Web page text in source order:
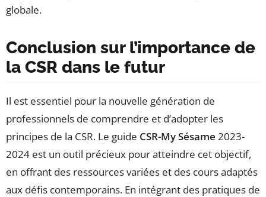
globale.
Conclusion sur l’importance de
la CSR dans le futur
Il est essentiel pour la nouvelle génération de
professionnels de comprendre et d’adopter les
principes de la CSR. Le guide CSR-My Sésame 2023-
2024 est un outil précieux pour atteindre cet objectif,
en offrant des ressources variées et des cours adaptés
aux défis contemporains. En intégrant des pratiques de